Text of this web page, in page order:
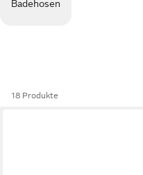
Badehosen
18 Produkte